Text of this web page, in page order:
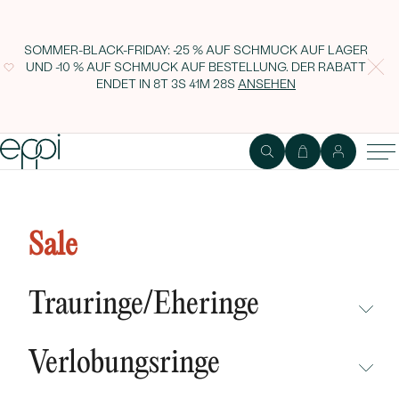
SOMMER-BLACK-FRIDAY: -25 % AUF SCHMUCK AUF LAGER
UND -10 % AUF SCHMUCK AUF BESTELLUNG. DER RABATT
ENDET IN 8T 3S 41M 27SANSEHEN
Sale
Trauringe/Eheringe
NEUHEITEN
Verlobungsringe
Gravur und schwarzen Diamanten
Janvier